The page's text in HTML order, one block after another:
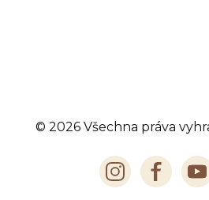
© 2026 Všechna práva